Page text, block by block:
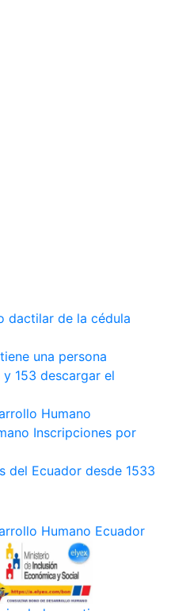
dactilar de la cédula
una persona
y 153 descargar el
Humano
Inscripciones por
del Ecuador desde 1533
Humano Ecuador